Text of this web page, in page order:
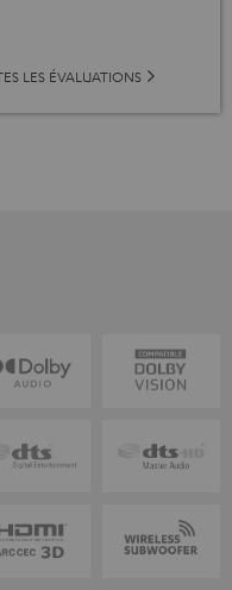
LES ÉVALUATIONS